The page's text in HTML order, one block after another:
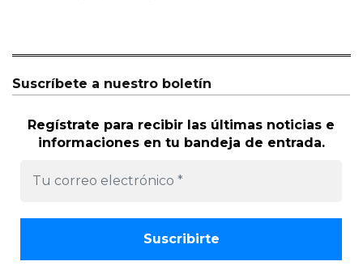
Suscríbete a nuestro boletín
Regístrate para recibir las últimas noticias e
informaciones en tu bandeja de entrada.